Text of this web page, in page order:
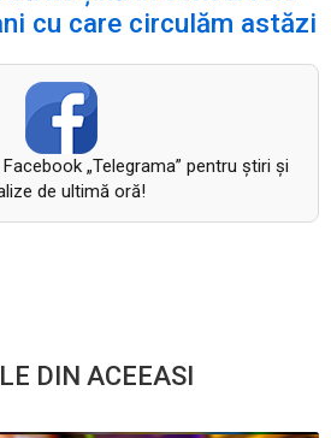
cu care circulăm astăzi
„Telegrama” pentru ştiri şi
de ultimă oră!
DIN ACEEASI